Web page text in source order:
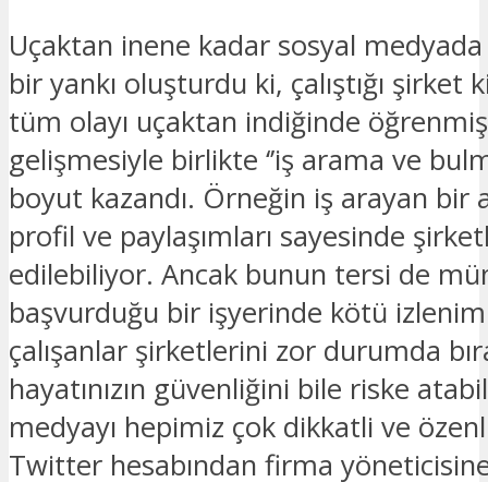
Uçaktan inene kadar sosyal
bir yankı oluşturdu ki, çalıştığı şirket
tüm olayı uçaktan indiğinde
gelişmesiyle birlikte ‘’iş arama ve
boyut kazandı. Örneğin iş arayan bir
profil ve paylaşımları sayesinde
edilebiliyor. Ancak bunun tersi de
başvurduğu bir işyerinde kötü izlenim
çalışanlar şirketlerini zor durumda
hayatınızın güvenliğini bile riske
medyayı hepimiz çok dikkatli ve
Twitter hesabından firma yöneticisine